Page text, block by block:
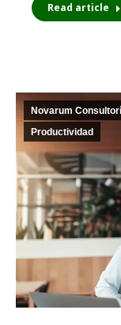
Read article
Novarum
Productividad